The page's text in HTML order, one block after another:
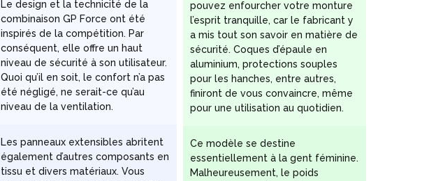
Le design et la technicité de la
combinaison GP Force ont été
inspirés de la compétition. Par
conséquent, elle offre un haut
niveau de sécurité à son utilisateur.
Quoi qu’il en soit, le confort n’a pas
été négligé, ne serait-ce qu’au
niveau de la ventilation.
Les panneaux extensibles abritent
également d’autres composants en
tissu et divers matériaux. Vous
pouvez enfourcher votre monture
l’esprit tranquille, car le fabricant y
a mis tout son savoir en matière de
sécurité. Coques d’épaule en
aluminium, protections souples
pour les hanches, entre autres,
finiront de vous convaincre, même
pour une utilisation au quotidien.
Ce modèle se destine
essentiellement à la gent féminine.
Malheureusement, le poids